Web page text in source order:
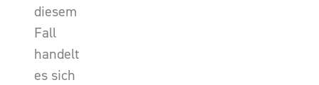
diesem
Fall
handelt
es sich